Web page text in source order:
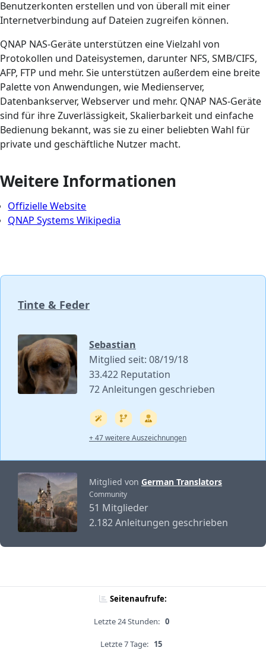
Benutzerkonten erstellen und von überall mit einer
Internetverbindung auf Dateien zugreifen können.
QNAP NAS-Geräte unterstützen eine Vielzahl von
Protokollen und Dateisystemen, darunter NFS, SMB/CIFS,
AFP, FTP und mehr. Sie unterstützen außerdem eine breite
Palette von Anwendungen, wie Medienserver,
Datenbankserver, Webserver und mehr. QNAP NAS-Geräte
sind für ihre Zuverlässigkeit, Skalierbarkeit und einfache
Bedienung bekannt, was sie zu einer beliebten Wahl für
private und geschäftliche Nutzer macht.
Weitere Informationen
Offizielle Website
QNAP Systems Wikipedia
Tinte & Feder
Sebastian
Mitglied seit: 08/19/18
33.422 Reputation
72 Anleitungen geschrieben
+ 47 weitere Auszeichnungen
Mitglied von German Translators
Community
51 Mitglieder
2.182 Anleitungen geschrieben
Seitenaufrufe:
Letzte 24 Stunden: 0
Letzte 7 Tage: 15